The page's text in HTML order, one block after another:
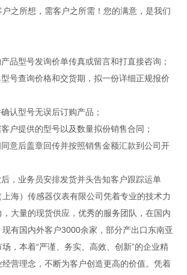
之所想，需客户之所需！您的满意，是我们
品型号发询价单传真或留言和打直接咨询；
号查询价格和交货期，拟一份详细正规报价
认型号无误后订购产品；
户提供的型号以及数量拟份销售合同；
意后盖章回传并按照销售金额汇款到公司开
，业务员安排发货并头告知客户跟踪运单
海）传感器仪表有限公司凭着专业的技术力
大量的现货供应，优秀的服务团队，在国内
有国内外客户3000余家，部分产出口东南亚
，本着“严谨、务实、高效、创新”的企业精
营理念，不断为客户创造更高的价值。凭着